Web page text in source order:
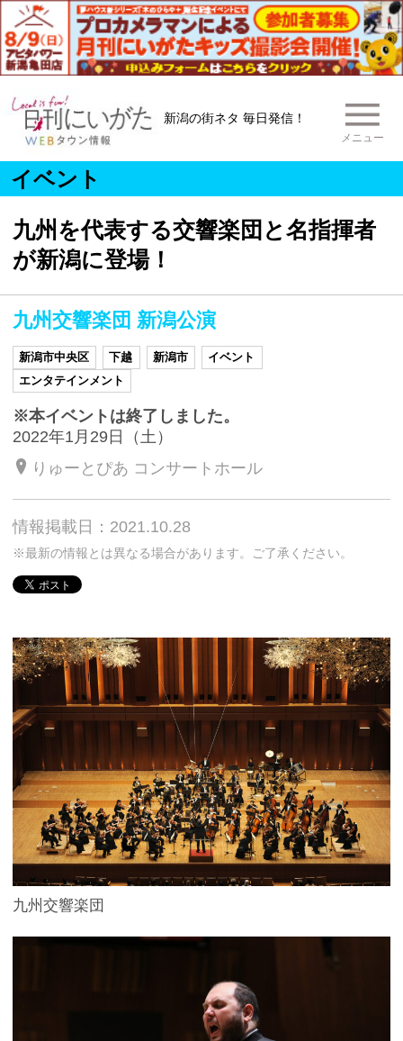
新潟の街ネタ 毎日発信！
メニュー
イベント
九州を代表する交響楽団と名指揮者
が新潟に登場！
九州交響楽団 新潟公演
新潟市中央区 下越 新潟市
イベント
エンタテインメント
※本イベントは終了しました。
2022年1月29日（土）
りゅーとぴあ コンサートホール
情報掲載日：2021.10.28
※最新の情報とは異なる場合があります。ご了承ください。
九州交響楽団